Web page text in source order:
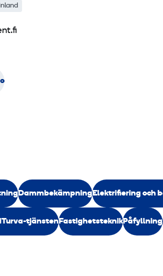
DammbekämpningElektrifiering och
tjänstenFastighetsteknikPåfyllning